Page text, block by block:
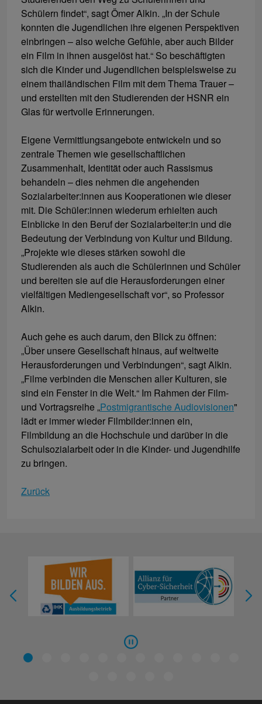
Schülern findet“, sagt Ömer Alkin. „In der Schule
konnten die Jugendlichen ihre eigenen Perspektiven
einbringen – also welche Gefühle, aber auch Bilder
ein Film in ihnen ausgelöst hat.“ So beschäftigten
sich die Kinder und Jugendlichen beispielsweise zu
einem thailändischen Film mit dem Thema Trauer –
und erstellten mit den Studierenden der HSNR ein
Glas für wertvolle Erinnerungen.
Eigene Vermittlungsangebote entwickeln und so
zentrale Themen wie gesellschaftlichen
Zusammenhalt, Identität oder auch Rassismus
behandeln – dies nehmen die angehenden
Sozialarbeiter:innen aus Kooperationen wie dieser
mit. Die Schüler:innen wiederum erhielten auch
Einblicke in den Beruf der Sozialarbeiter:in und die
Bedeutung der Verbindung von Kultur und Bildung.
„Projekte wie dieses stärken sowohl die
Studierenden als auch die Schülerinnen und Schüler
und bereiten sie auf die Herausforderungen einer
vielfältigen Mediengesellschaft vor“, so Professor
Alkin.
Auch gehe es auch darum, den Blick zu öffnen:
„Über unsere Gesellschaft hinaus, auf weltweite
Herausforderungen und Verbindungen“, sagt Alkin.
„Filme verbinden die Menschen aller Kulturen, sie
sind ein Fenster in die Welt.“ Im Rahmen der Film-
und Vortragsreihe „Postmigrantische Audiovisionen"
lädt er immer wieder Filmbilder:innen ein,
Filmbildung an die Hochschule und darüber in die
Schulsozialarbeit oder in die Kinder- und Jugendhilfe
zu bringen.
Zurück